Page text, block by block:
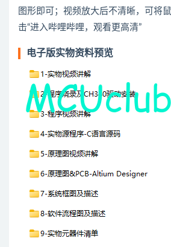
图形即可；视频放大后不清晰，可将
击“进入哔哩哔哩，观看更高清”
电子版实物资料预览